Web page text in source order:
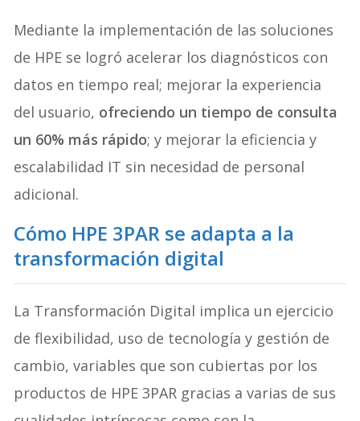
Mediante la implementación de las soluciones
de HPE se logró acelerar los diagnósticos con
datos en tiempo real; mejorar la experiencia
del usuario, ofreciendo un tiempo de consulta
un 60% más rápido; y mejorar la eficiencia y
escalabilidad IT sin necesidad de personal
adicional.
Cómo HPE 3PAR se adapta a la
transformación digital
La Transformación Digital implica un ejercicio
de flexibilidad, uso de tecnología y gestión de
cambio, variables que son cubiertas por los
productos de HPE 3PAR gracias a varias de sus